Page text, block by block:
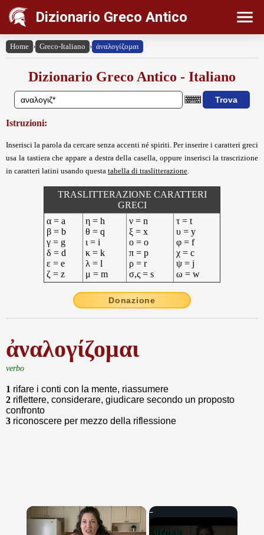
Dizionario Greco Antico
Home › Greco-Italiano › ἀναλογίζομαι
Dizionario Greco Antico - Italiano
Istruzioni:
Inserisci la parola da cercare senza accenti né spiriti. Per inserire i caratteri greci
usa la tastiera che appare a destra della casella, oppure inserisci la trascrizione
in caratteri latini usando questa tabella di traslitterazione
TRASLITTERAZIONE CARATTERI
GRECI
α = a
β = b
γ = g
δ = d
ε = e
ζ = z
η = h
θ = q
ι = i
κ = k
λ = l
μ = m
ν = n
ξ = x
ο = o
π = p
ρ = r
σ,ς = s
τ = t
υ = y
φ = f
χ = c
ψ = j
ω = w
Donazione
ἀναλογίζομαι
verbo
1 rifare i conti con la mente, riassumere
2 riflettere, considerare, giudicare secondo un proposto
confronto
3 riconoscere per mezzo della riflessione
×